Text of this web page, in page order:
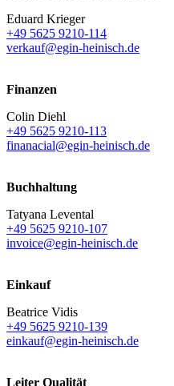
Eduard Krieger
+49 5625 9210-114
verkauf@egin-heinisch.de
Finanzen
Colin Diehl
+49 5625 9210-113
finanacial@egin-heinisch.de
Buchhaltung
Tatyana Levental
+49 5625 9210-107
invoice@egin-heinisch.de
Einkauf
Beatrice Vidis
+49 5625 9210-139
einkauf@egin-heinisch.de
Leiter Qualität